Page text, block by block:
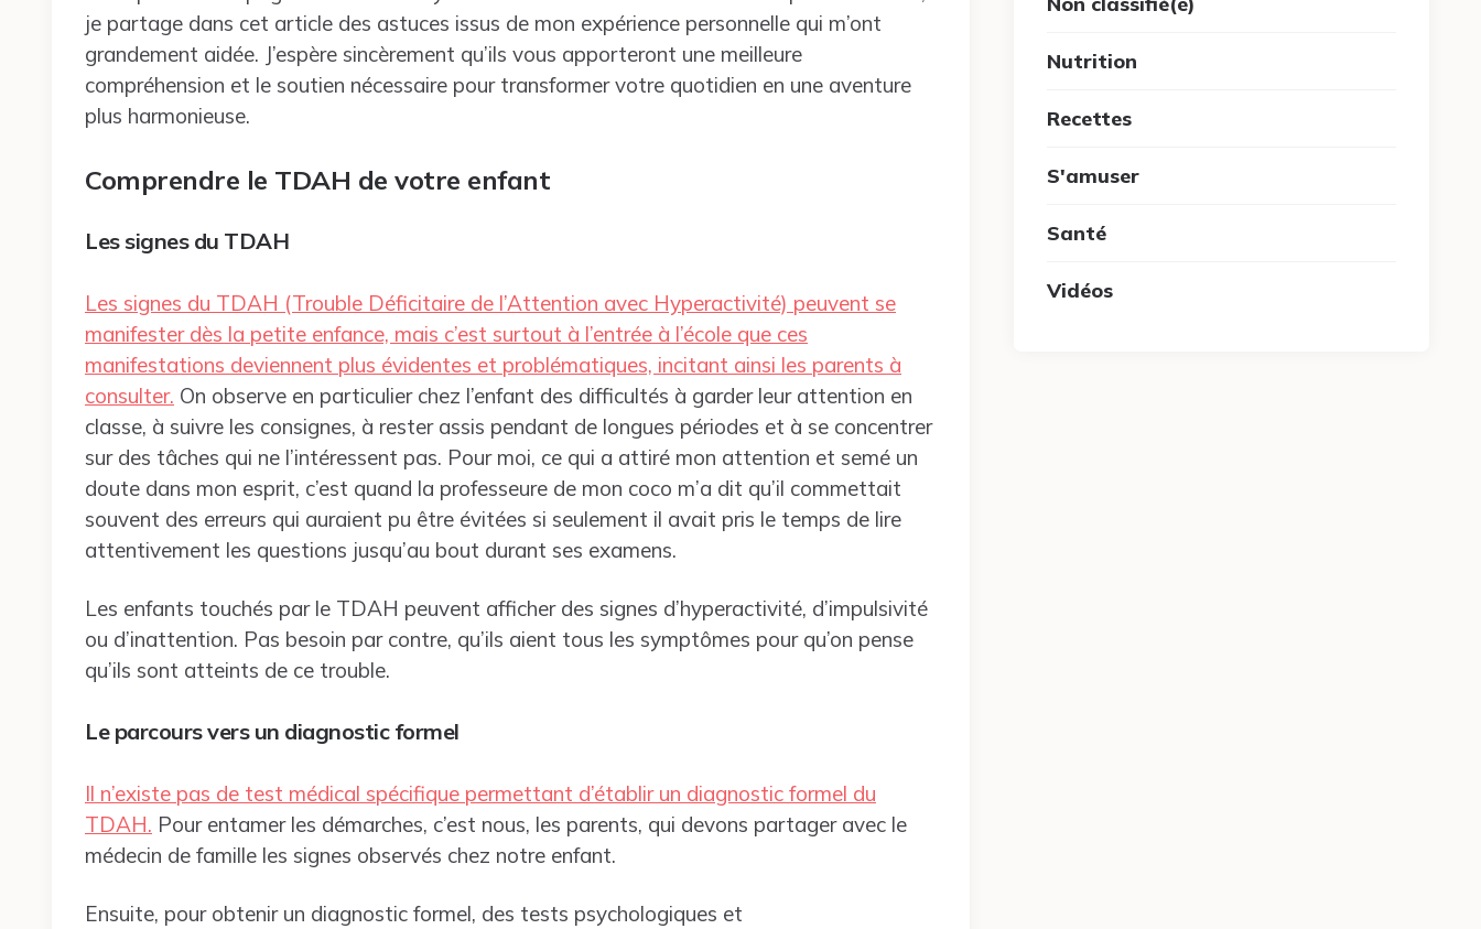
je partage dans cet article des astuces issus de mon expérience personnelle qui m’ont
grandement aidée. J’espère sincèrement qu’ils vous apporteront une meilleure
compréhension et le soutien nécessaire pour transformer votre quotidien en une aventure
plus harmonieuse.
Comprendre le TDAH de votre enfant
Les signes du TDAH
Les signes du TDAH (Trouble Déficitaire de l’Attention avec Hyperactivité) peuvent se
manifester dès la petite enfance, mais c’est surtout à l’entrée à l’école que ces
manifestations deviennent plus évidentes et problématiques, incitant ainsi les parents à
consulter. On observe en particulier chez l’enfant des difficultés à garder leur attention en
classe, à suivre les consignes, à rester assis pendant de longues périodes et à se concentrer
sur des tâches qui ne l’intéressent pas. Pour moi, ce qui a attiré mon attention et semé un
doute dans mon esprit, c’est quand la professeure de mon coco m’a dit qu’il commettait
souvent des erreurs qui auraient pu être évitées si seulement il avait pris le temps de lire
attentivement les questions jusqu’au bout durant ses examens.
Les enfants touchés par le TDAH peuvent afficher des signes d’hyperactivité, d’impulsivité
ou d’inattention. Pas besoin par contre, qu’ils aient tous les symptômes pour qu’on pense
qu’ils sont atteints de ce trouble.
Le parcours vers un diagnostic formel
Il n’existe pas de test médical spécifique permettant d’établir un diagnostic formel du
TDAH. Pour entamer les démarches, c’est nous, les parents, qui devons partager avec le
médecin de famille les signes observés chez notre enfant.
Ensuite, pour obtenir un diagnostic formel, des tests psychologiques et
Nutrition
Recettes
S'amuser
Santé
Vidéos